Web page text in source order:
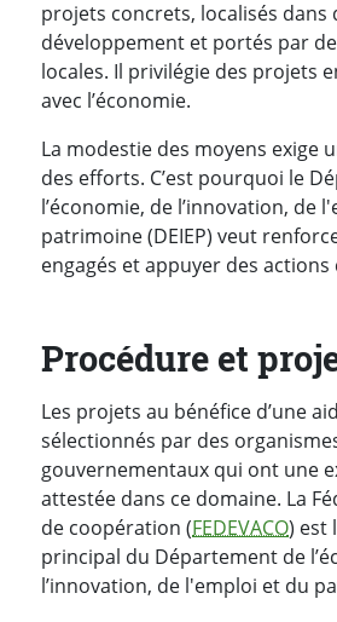
projets concrets, localisés dans
développement et portés par
locales. Il privilégie des projets
avec l’économie.
La modestie des moyens exige
des efforts. C’est pourquoi le
l’économie, de l’innovation, de
patrimoine (DEIEP) veut
engagés et appuyer des actions
Procédure et
Les projets au bénéfice d’une
sélectionnés par des
gouvernementaux qui ont une
attestée dans ce domaine. La
de coopération (FEDEVACO) est
principal du Département de
l’innovation, de l'emploi et du